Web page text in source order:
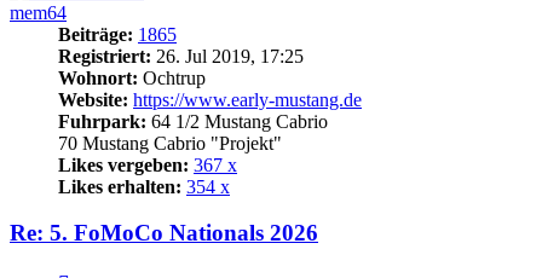
mem64
Beiträge: 1865
Registriert: 26. Jul 2019, 17:25
Wohnort: Ochtrup
Website: https://www.early-mustang.de
Fuhrpark: 64 1/2 Mustang Cabrio
70 Mustang Cabrio "Projekt"
Likes vergeben: 367 x
Likes erhalten: 354 x
Re: 5. FoMoCo Nationals 2026